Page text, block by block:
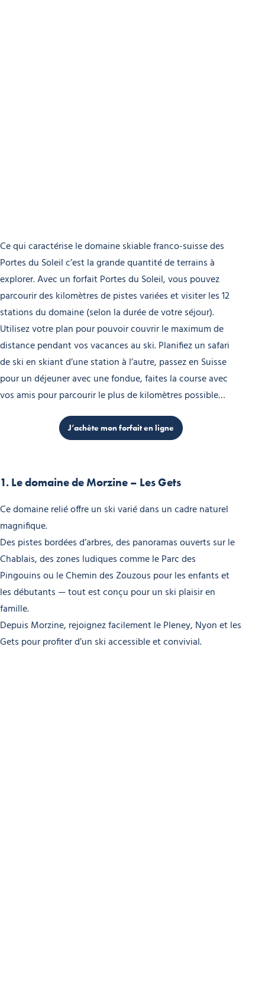
Ce qui caractérise le domaine skiable franco-suisse des
Portes du Soleil c’est la grande quantité de terrains à
explorer. Avec un forfait Portes du Soleil, vous pouvez
parcourir des kilomètres de pistes variées et visiter les 12
stations du domaine (selon la durée de votre séjour).
Utilisez votre plan pour pouvoir couvrir le maximum de
distance pendant vos vacances au ski. Planifiez un safari
de ski en skiant d’une station à l’autre, passez en Suisse
pour un déjeuner avec une fondue, faites la course avec
vos amis pour parcourir le plus de kilomètres possible…
J’achète mon forfait en ligne
1. Le domaine de Morzine – Les Gets
Ce domaine relié offre un ski varié dans un cadre naturel
magnifique.
Des pistes bordées d’arbres, des panoramas ouverts sur le
Chablais, des zones ludiques comme le Parc des
Pingouins ou le Chemin des Zouzous pour les enfants et
les débutants — tout est conçu pour un ski plaisir en
famille.
Depuis Morzine, rejoignez facilement le Pleney, Nyon et les
Gets pour profiter d’un ski accessible et convivial.